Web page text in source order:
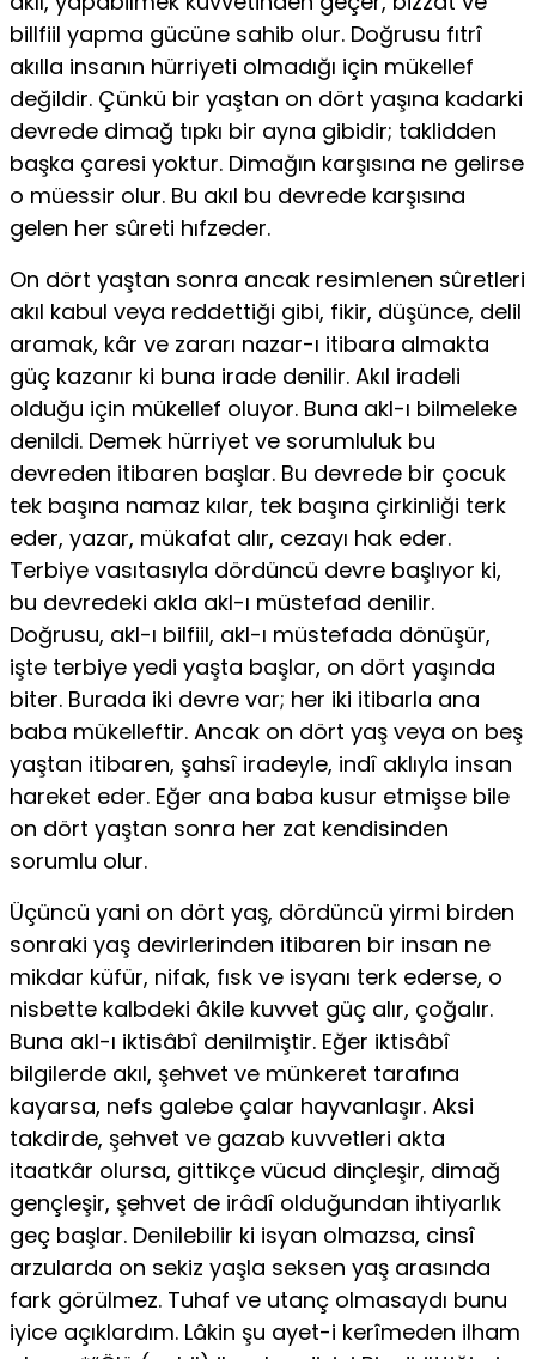
billfiil yapma gü­cüne sahib olur. Doğrusu fıtrî
akılla insanın hürriyeti olmadığı için mükel­lef
değildir. Çünkü bir yaştan on dört yaşına kadarki
devrede dimağ tıpkı bir ayna gibidir; taklidden
başka çaresi yoktur. Dimağın karşısına ne ge­lirse
o müessir olur. Bu akıl bu devrede karşısına
gelen her sûreti hıfze­der.
On dört yaştan sonra ancak resimlenen sûretleri
akıl kabul veya reddettiği gibi, fikir, düşünce, delil
aramak, kâr ve zararı nazar-ı itibara almakta
güç kazanır ki buna irade denilir. Akıl iradeli
olduğu için mükel­lef oluyor. Buna akl-ı bilmeleke
denildi. Demek hürriyet ve sorumluluk bu
devreden itibaren başlar. Bu devrede bir çocuk
tek başına namaz kı­lar, tek başına çirkinliği terk
eder, yazar, mükafat alır, cezayı hak eder.
Terbiye vasıtasıyla dördüncü devre başlıyor ki,
bu devredeki akla akl-ı müstefad denilir.
Doğrusu, akl-ı bilfiil, akl-ı müstefada dönüşür,
işte terbiye yedi yaşta başlar, on dört yaşında
biter. Burada iki devre var; her iki itibarla ana
baba mükelleftir. Ancak on dört yaş veya on beş
yaştan iti­baren, şahsî iradeyle, indî aklıyla insan
hareket eder. Eğer ana baba kusur etmişse bile
on dört yaştan sonra her zat kendisinden
sorumlu olur.
Üçüncü yani on dört yaş, dördüncü yirmi birden
sonraki yaş devirle­rinden itibaren bir insan ne
mikdar küfür, nifak, fısk ve isyanı terk ederse, o
nisbette kalbdeki âkile kuvvet güç alır, çoğalır.
Buna akl-ı iktisâbî denil­miştir. Eğer iktisâbî
bilgilerde akıl, şehvet ve münkeret tarafına
kayarsa, nefs galebe çalar hayvanlaşır. Aksi
takdirde, şehvet ve gazab kuvvetleri akta
itaatkâr olursa, gittikçe vücud dinçleşir, dimağ
gençleşir, şehvet de irâdî olduğundan ihtiyarlık
geç başlar. Denilebilir ki isyan olmazsa, cinsî
arzularda on sekiz yaşla seksen yaş arasında
fark görülmez. Tuhaf ve utanç olmasaydı bunu
iyice açıklardım. Lâkin şu ayet-i kerîmeden ilham